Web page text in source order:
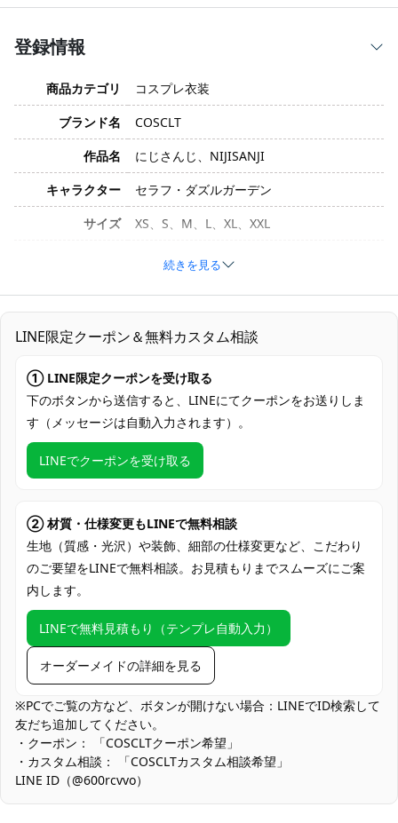
登録情報
商品カテゴリ
コスプレ衣装
ブランド名
COSCLT
作品名
にじさんじ、NIJISANJI
キャラクター
セラフ・ダズルガーデン
サイズ
XS、S、M、L、XL、XXL
コスプレ専用生地
セット内容
ルト、飾り物
加工に7～15営業日、配送に5～7営業日
度でお届け
支払い方法
クレジットカード（VISA、Master、JCB、
Discover、AMERICAN EXPRESS）、
PayPal、銀行振込
イブビューイング、ハロウィン仮装、併せ
撮影、SNS・ショート動画配信
コスプレ対象
コスプレ愛好家、アニメや漫画、ゲームフ
収納方法
他の衣類と同じく、清潔に乾燥を保ち、鋭
い物によっての破れを避けてください。
翼パーツは視覚的インパクトを優先したボリューム感のある設計
です。混雑会場では他者との距離に配慮し、装着・移動時はスペ
ースの広い場所で着脱することを推奨します。
続きを見る
LINE限定クーポン＆無料カスタム相談
① LINE限定クーポンを受け取る
下のボタンから送信すると、LINEにてクーポンをお送りしま
す（メッセージは自動入力されます）。
LINEでクーポンを受け取る
② 材質・仕様変更もLINEで無料相談
生地（質感・光沢）や装飾、細部の仕様変更など、こだわり
のご要望をLINEで無料相談。お見積もりまでスムーズにご案
内します。
LINEで無料見積もり（テンプレ自動入力）
オーダーメイドの詳細を見る
※PCでご覧の方など、ボタンが開けない場合：LINEでID検索して
友だち追加してください。
・クーポン： 「COSCLTクーポン希望」
・カスタム相談： 「COSCLTカスタム相談希望」
LINE ID（@600rcvvo）